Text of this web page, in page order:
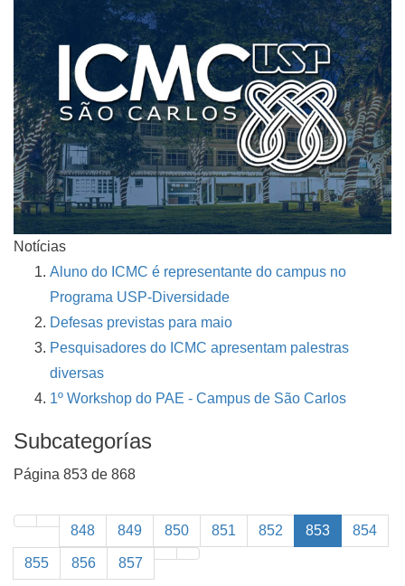
Notícias
Aluno do ICMC é representante do campus no
Programa USP-Diversidade
Defesas previstas para maio
Pesquisadores do ICMC apresentam palestras
diversas
1º Workshop do PAE - Campus de São Carlos
Subcategorías
Página 853 de 868
848 849 850 851 852 853 854
855 856 857